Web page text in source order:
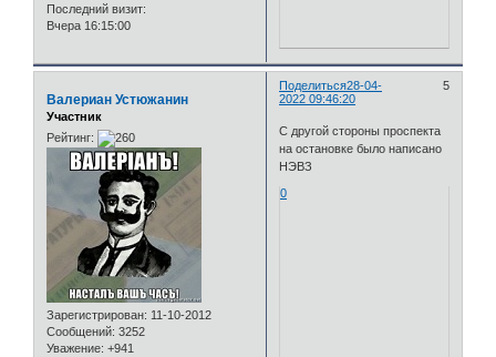
Последний визит:
Вчера 16:15:00
Поделиться 5
28-04-
2022 09:46:20
Валериан Устюжанин
Участник
Рейтинг:
Зарегистрирован: 11-10-2012
Сообщений: 3252
Уважение: +941
С другой стороны проспекта
на остановке было написано
НЭВЗ
0